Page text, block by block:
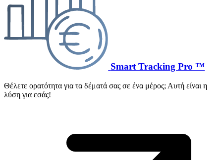
Smart Tracking Pro ™
Θέλετε ορατότητα για τα δέματά σας σε ένα μέρος; Αυτή είναι η
λύση για εσάς!